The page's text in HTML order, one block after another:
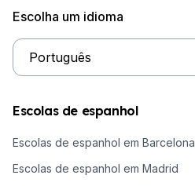
Escolha um idioma
Escolas de espanhol
Escolas de espanhol em Barcelona
Escolas de espanhol em Madrid